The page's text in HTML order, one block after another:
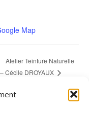
Map
Atelier Teinture Naturelle
– Cécile DROYAUX